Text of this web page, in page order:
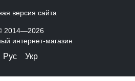
версия сайта
2014—2026
интернет-магазин
Рус Укр